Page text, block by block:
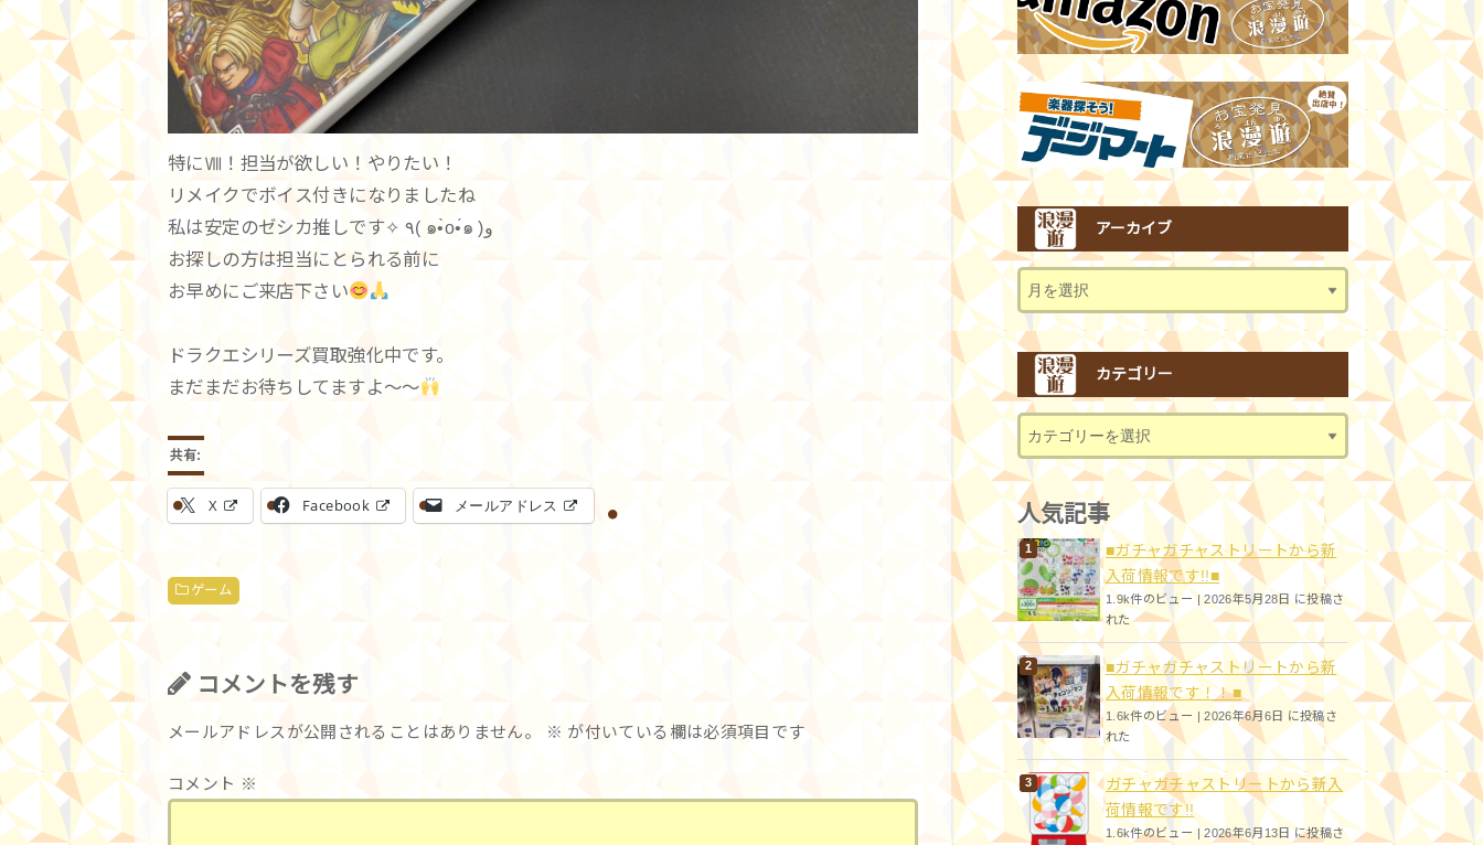
特にⅧ！担当が欲しい！やりたい！
リメイクでボイス付きになりましたね
私は安定のゼシカ推しです✧ ٩( ๑•̀o•́๑ )و
お探しの方は担当にとられる前に
お早めにご来店下さい
ドラクエシリーズ買取強化中です。
まだまだお待ちしてますよ～～
共有:
X Facebook メールアドレス
ゲーム
コメントを残す
メールアドレスが公開されることはありません。 ※ が付いている欄は必須項目です
コメント ※
アーカイブ
カテゴリー
人気記事
■ガチャガチャストリートから新
入荷情報です!!■
1.9k件のビュー|2026年5月28日 に投稿さ
れた
■ガチャガチャストリートから新
入荷情報です！！■
1.6k件のビュー |2026年6月6日 に投稿さ
れた
ガチャガチャストリートから新入
荷情報です!!
1.6k件のビュー|2026年6月13日 に投稿さ